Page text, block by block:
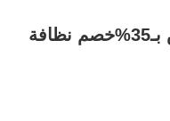
شركة تنظيف شقق بالرياض بـ35%خصم نظافة